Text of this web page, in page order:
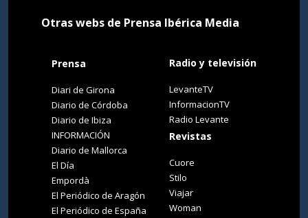
Otras webs de Prensa Ibérica Media
Prensa
Diari de Girona
Diario de Córdoba
Diario de Ibiza
INFORMACIÓN
Diario de Mallorca
El Día
Empordà
El Periódico de Aragón
El Periódico de España
Radio y televisión
LevanteTV
InformacionTV
Radio Levante
Revistas
Cuore
Stilo
Viajar
Woman